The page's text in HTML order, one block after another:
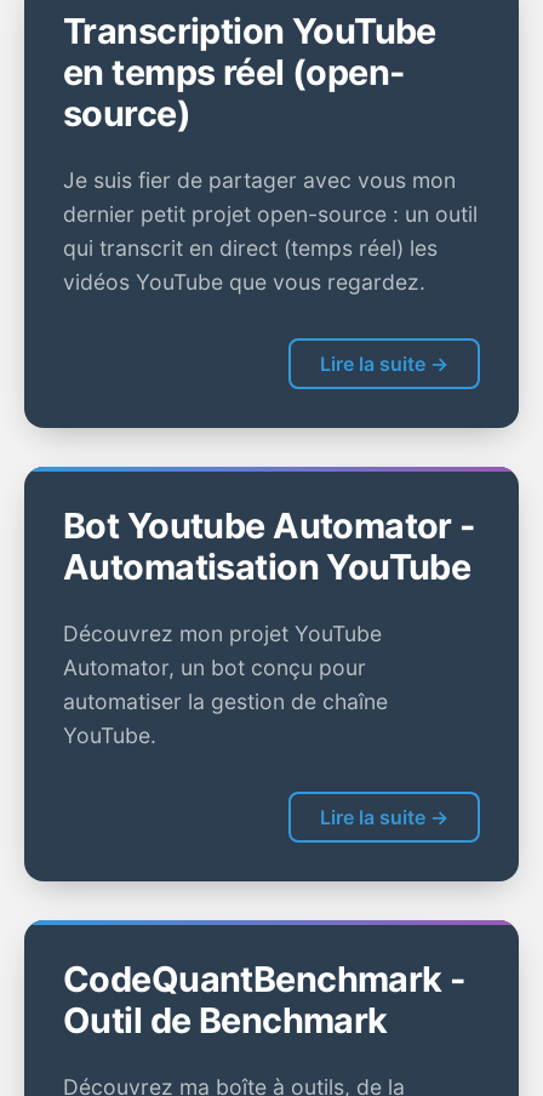
Transcription YouTube
en temps réel (open-
source)
Je suis fier de partager avec vous mon
dernier petit projet open-source : un outil
qui transcrit en direct (temps réel) les
vidéos YouTube que vous regardez.
Lire la suite →
Bot Youtube Automator -
Automatisation YouTube
Découvrez mon projet YouTube
Automator, un bot conçu pour
automatiser la gestion de chaîne
YouTube.
Lire la suite →
CodeQuantBenchmark -
Outil de Benchmark
Découvrez ma boîte à outils, de la